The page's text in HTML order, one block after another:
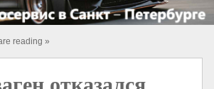
reading »